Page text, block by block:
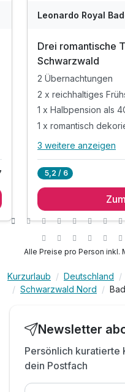
WAR
202
Leonardo Royal
Drei romantische
Schwarzwald
2 Übernachtungen
2 x reichhaltiges
1 x romantisch
Alle
2 x reichhaltiges
1 x romantisch
1 x eine Flasche
inkl. Nutzung des
3 weitere anzeigen
5,2 / 6
Alle Preise pro Person inkl.
Kurzurlaub Deutschland
Schwarzwald Nord
Newsletter
Persönlich kuratierte
dein Postfach